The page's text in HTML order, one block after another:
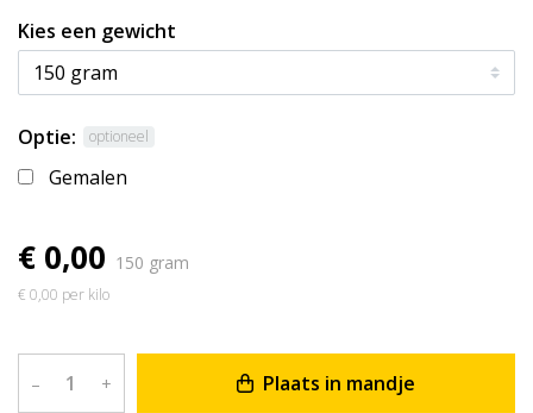
Kies een gewicht
Optie: optioneel
Gemalen
€ 0,00 150 gram
€ 0,00 per kilo
– + Plaats in mandje